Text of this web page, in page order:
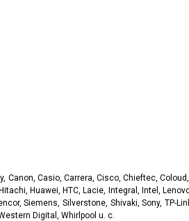
Canon, Casio, Carrera, Cisco, Chieftec,
Huawei, HTC, Lacie, Integral, Intel,
Siemens, Silverstone, Shivaki, Sony, TP-
Digital, Whirlpool u. c.